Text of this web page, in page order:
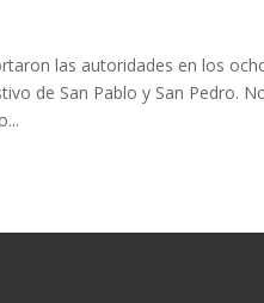
las autoridades en los
de San Pablo y San Pedro.